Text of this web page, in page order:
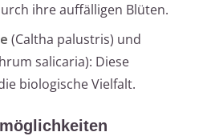
ihre auffälligen Blüten.
(Caltha palustris) und
salicaria): Diese
biologische Vielfalt.